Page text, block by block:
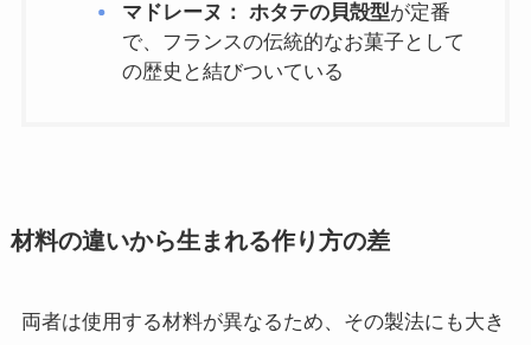
マドレーヌ： ホタテの貝殻型が定番
で、フランスの伝統的なお菓子として
の歴史と結びついている
材料の違いから生まれる作り方の差
両者は使用する材料が異なるため、その製法にも大き